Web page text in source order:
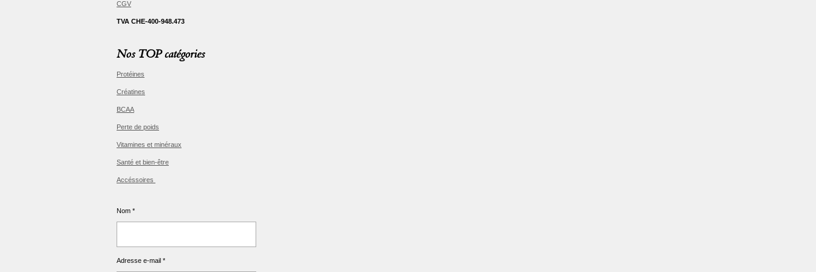
CGV
TVA CHE-400-948.473
Nos TOP catégories
Protéines
Créatines
BCAA
Perte de poids
Vitamines et minéraux
Santé et bien-être
Accéssoires
Nom *
Adresse e-mail *